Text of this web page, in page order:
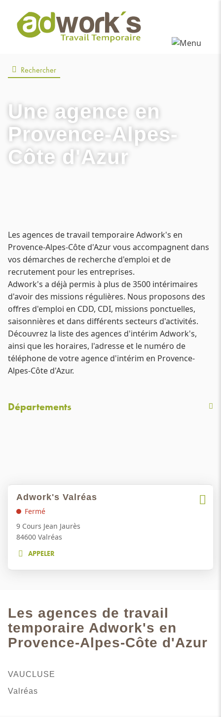
Rechercher
Une agence en
Provence-Alpes-
Côte d'Azur
Les agences de travail temporaire Adwork's en
Provence-Alpes-Côte d'Azur vous accompagnent dans
vos démarches de recherche d'emploi et de
recrutement pour les entreprises.
Adwork's a déjà permis à plus de 3500 intérimaires
d'avoir des missions régulières. Nous proposons des
offres d'emploi en CDD, CDI, missions ponctuelles,
saisonnières et dans différents secteurs d'activités.
Découvrez la liste des agences d'intérim Adwork's,
ainsi que les horaires, l'adresse et le numéro de
téléphone de votre agence d'intérim en Provence-
Alpes-Côte d'Azur.
Départements
sur
touche
ENTRÉE
obtenir
Point
de
vente
:
Adwork's Valréas
Fermé
9 Cours Jean Jaurès
84600 Valréas
APPELER
AFFICHER
POINT
DE
VENTE
ADWORK'S
Plus
Les agences de travail
temporaire Adwork's en
Provence-Alpes-Côte d'Azur
VAUCLUSE
Valréas